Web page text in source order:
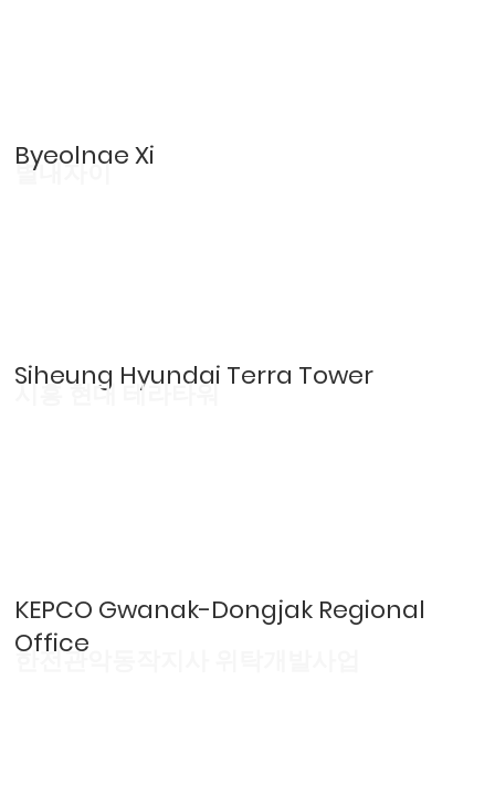
한전관악동작지사 위탁개발사업
KEPCO Gwanak-Dongjak Regional
Office
별내자이
Byeolnae Xi
Siheung Hyundai Terra Tower
시흥 현대 테라타워